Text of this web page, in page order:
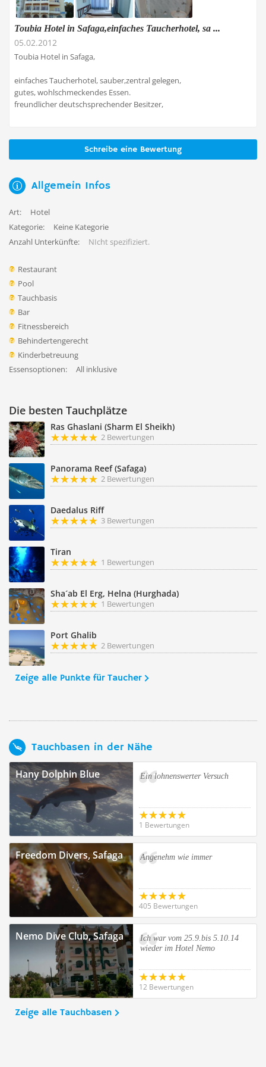
Toubia Hotel in Safaga,einfaches Taucherhotel, sa ...
05.02.2012
Toubia Hotel in Safaga,
einfaches Taucherhotel, sauber,zentral gelegen,
gutes, wohlschmeckendes Essen.
freundlicher deutschsprechender Besitzer,
Schreibe eine Bewertung
Allgemein Infos
Art:
Hotel
Kategorie:
Keine Kategorie
Anzahl Unterkünfte:
NIcht spezifiziert.
Restaurant
Pool
Tauchbasis
Bar
Fitnessbereich
Behindertengerecht
Kinderbetreuung
Essensoptionen:
All inklusive
Die besten Tauchplätze
Ras Ghaslani (Sharm El Sheikh)
2 Bewertungen
Panorama Reef (Safaga)
2 Bewertungen
Daedalus Riff
3 Bewertungen
Tiran
1 Bewertungen
Sha´ab El Erg, Helna (Hurghada)
1 Bewertungen
Port Ghalib
2 Bewertungen
Zeige alle Punkte für Taucher
Tauchbasen in der Nähe
Hany Dolphin Blue Ein lohnenswerter Versuch
1 Bewertungen
Freedom Divers, Safaga Angenehm wie immer
405 Bewertungen
Nemo Dive Club, Safaga
Ich war vom 25.9.bis 5.10.14
wieder im Hotel Nemo
12 Bewertungen
Zeige alle Tauchbasen